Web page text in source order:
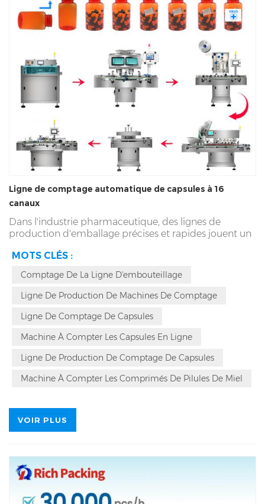
Ligne de comptage automatique de capsules à 16
canaux
Dans l'industrie pharmaceutique, des lignes de
production d'emballage précises et rapides jouent un
médicaments. Notre ligne de production
d'embouteillage de comprimés et de gélules à 16
canaux, avec une cadence de 70 flacons par minute
(pour un flacon de 60 pièces), est particulièrement
production.
MOTS CLÉS :
Comptage De La Ligne D'embouteillage
Ligne De Production De Machines De Comptage
Ligne De Comptage De Capsules
Machine À Compter Les Capsules En Ligne
Ligne De Production De Comptage De Capsules
Machine À Compter Les Comprimés De Pilules De Miel
VOIR PLUS